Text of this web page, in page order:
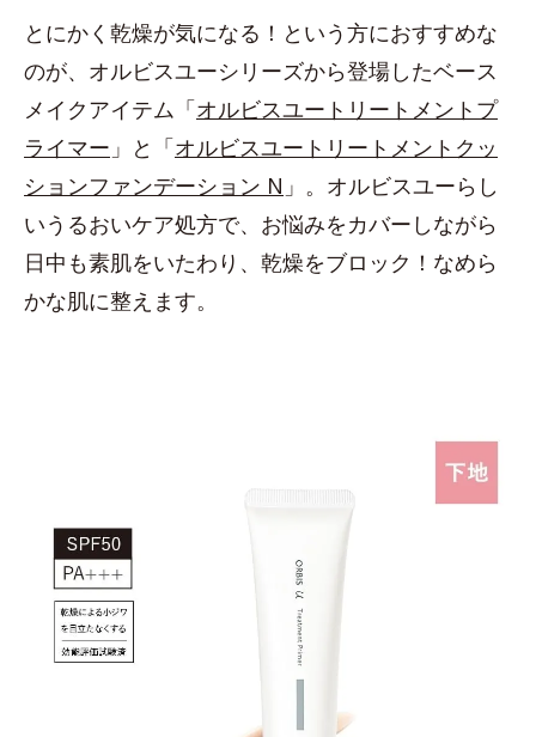
とにかく乾燥が気になる！という方におすすめな
のが、オルビスユーシリーズから登場したベース
メイクアイテム「オルビスユートリートメントプ
ライマー 」と「オルビスユートリートメントクッ
ションファンデーション N 」。オルビスユーらし
いうるおいケア処方で、お悩みをカバーしながら
日中も素肌をいたわり、乾燥をブロック！なめら
かな肌に整えます。